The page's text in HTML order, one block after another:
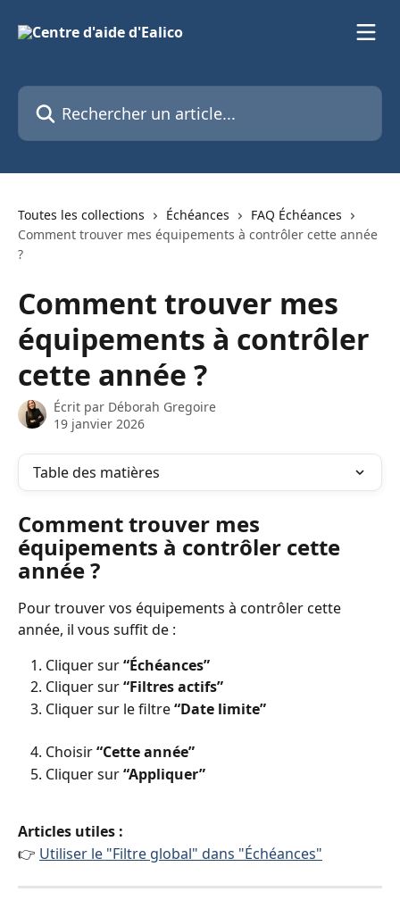
Rechercher un article...
Toutes les collections Échéances
FAQ Échéances
Comment trouver mes équipements à contrôler cette année
?
Comment trouver mes
équipements à contrôler
cette année ?
Écrit par Déborah Gregoire
19 janvier 2026
Table des matières
Comment trouver mes
équipements à contrôler cette
année ?
Pour trouver vos équipements à contrôler cette
année, il vous suffit de :
Cliquer sur “Échéances”
Cliquer sur “Filtres actifs”
Cliquer sur le filtre “Date limite”
Choisir “Cette année”
Cliquer sur “Appliquer”
Articles utiles :
👉 Utiliser le "Filtre global" dans "Échéances"